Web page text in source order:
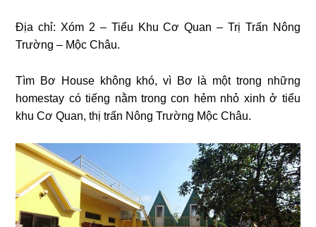
Địa chỉ: Xóm 2 – Tiểu Khu Cơ Quan – Trị Trấn Nông
Trường – Mộc Châu.
Tìm Bơ House không khó, vì Bơ là một trong những
homestay có tiếng nằm trong con hẻm nhỏ xinh ở tiểu
khu Cơ Quan, thị trấn Nông Trường Mộc Châu.